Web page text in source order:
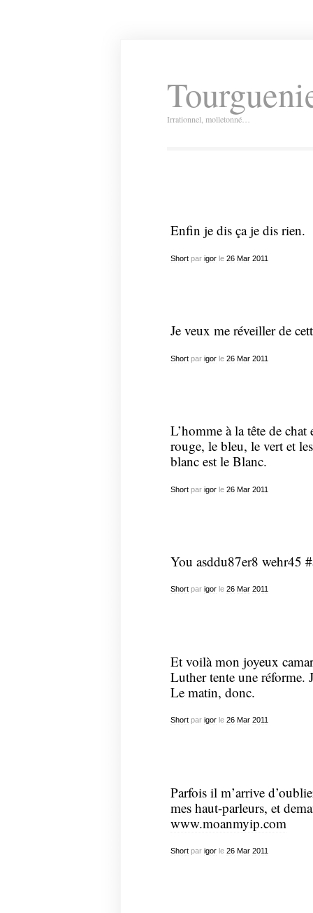
Irrationnel, molletonné…
Enfin je dis ça je dis rien.
Shortpar igorle 26 Mar 2011
Je veux me réveiller de
Shortpar igorle 26 Mar 2011
L’homme à la tête de
rouge, le bleu, le vert et
blanc est le Blanc.
Shortpar igorle 26 Mar 2011
You asddu87er8 wehr45
Shortpar igorle 26 Mar 2011
Et voilà mon joyeux
Luther tente une réforme.
Le matin, donc.
Shortpar igorle 26 Mar 2011
Parfois il m’arrive
mes haut-parleurs, et
www.moanmyip.com
Shortpar igorle 26 Mar 2011